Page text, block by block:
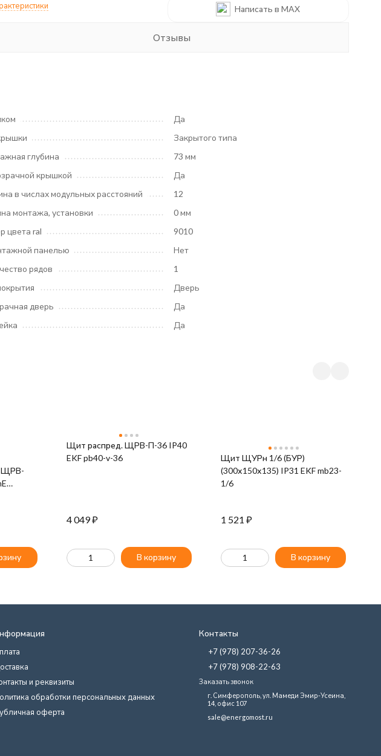
Написать в MAX
Отзывы
Да
Закрытого типа
глубина
73 мм
крышкой
Да
в числах модульных расстояний
12
монтажа, установки
0 мм
цвета ral
9010
панелью
Нет
рядов
1
Дверь
дверь
Да
Да
ЩРВ-
Щит распред. ЩРВ-П-36 IP40
EKF pb40-v-36
4 049₽
В корзину
Щит ЩУРн 1/6 (БУР)
(300х150х135) IP31 EKF mb23-
1/6
1 521 ₽
В корзину
и реквизиты
обработки персональных данных
оферта
Контакты
+7 (978) 207-36-26
+7 (978) 908-22-63
Заказать звонок
г. Симферополь, ул. Мамеди Эмир-Усеина,
14, офис 107
sale@energomost.ru